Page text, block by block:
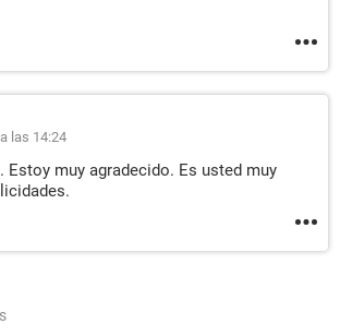
las 14:24
Estoy muy agradecido. Es usted muy